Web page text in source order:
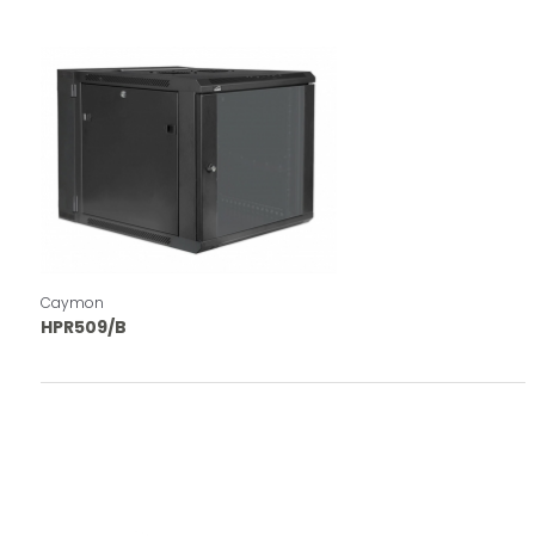
Caymon
HPR509/B